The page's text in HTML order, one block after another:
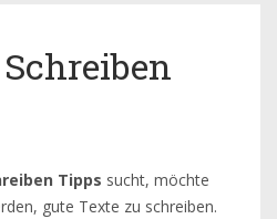
Tipps sucht, möchte
gute Texte zu schreiben.